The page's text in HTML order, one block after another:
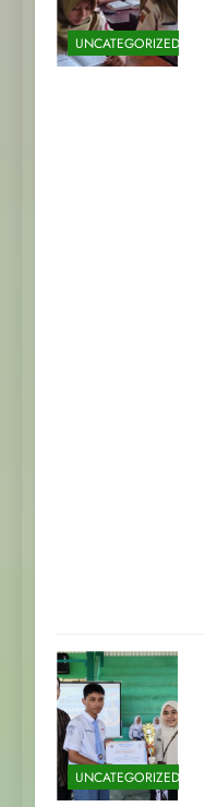
UNCATEGORIZED
UNCATEGORIZED